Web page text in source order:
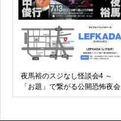
夜馬裕のスジなし怪談会4 ～
「お題」で繋がる公開恐怖夜会